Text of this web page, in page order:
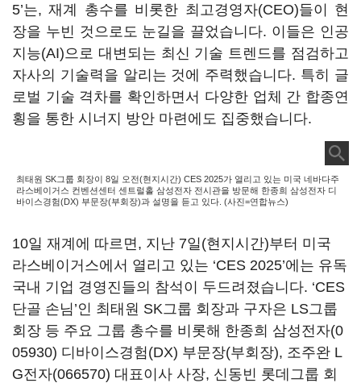
5’는, 재계 총수를 비롯한 최고경영자(CEO)들이 현
장을 누빈 것으로도 눈길을 끌었습니다. 이들은 인공
지능(AI)으로 대변되는 최신 기술 트렌드를 점검하고
자사의 기술력을 알리는 것에 주력했습니다. 특히 글
로벌 기술 격차를 확인하면서 다양한 업체 간 합종연
횡을 통한 시너지 방안 마련에도 집중했습니다.
최태원 SK그룹 회장이 8일 오전(현지시간) CES 2025가 열리고 있는 미국 네바다주
라스베이거스 컨벤션센터 센트럴홀 삼성전자 전시관을 방문해 한종희 삼성전자 디
바이스경험(DX) 부문장(부회장)과 설명을 듣고 있다. (사진=연합뉴스)
10일 재계에 따르면, 지난 7일(현지시간)부터 미국
라스베이거스에서 열리고 있는 ‘CES 2025’에는 유독
국내 기업 경영진들의 참석이 두드려졌습니다. ‘CES
단골 손님’인 최태원 SK그룹 회장과 구자은 LS그룹
회장 등 주요 그룹 총수를 비롯해 한종희 삼성전자(0
05930) 디바이스경험 (DX) 부문장(부회장), 조주완 L
G전자(066570) 대표이사 사장, 신동빈 롯데그룹 회